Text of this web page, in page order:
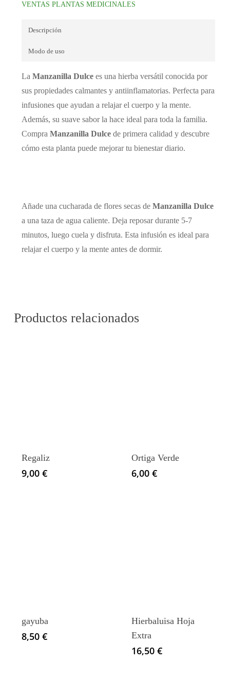
VENTAS PLANTAS MEDICINALES
Descripción
Modo de uso
La Manzanilla Dulcees una hierba versátil conocida por
sus propiedades calmantes y antiinflamatorias. Perfecta para
infusiones que ayudan a relajar el cuerpo y la mente.
Además, su suave sabor la hace ideal para toda la familia.
Compra Manzanilla Dulcede primera calidad y descubre
cómo esta planta puede mejorar tu bienestar diario.
Añade una cucharada de flores secas de Manzanilla Dulce
a una taza de agua caliente. Deja reposar durante 5-7
minutos, luego cuela y disfruta. Esta infusión es ideal para
relajar el cuerpo y la mente antes de dormir.
Productos relacionados
Regaliz
9,00 €
Ortiga Verde
6,00 €
gayuba
8,50 €
Hierbaluisa Hoja
Extra
16,50 €